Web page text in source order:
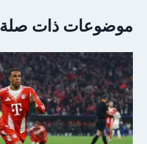
موضوعات ذات صلة